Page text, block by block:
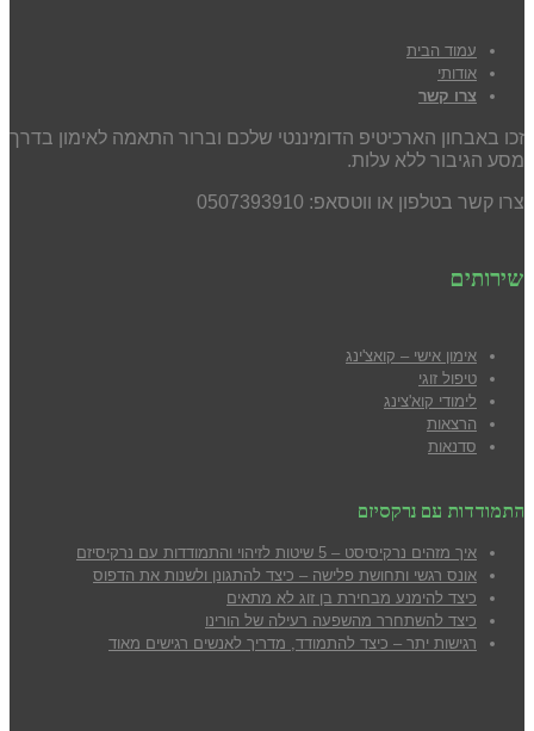
עמוד הבית
אודותי
צרו קשר
זכו באבחון הארכיטיפ הדומיננטי שלכם וברור התאמה לאימון בדרך
מסע הגיבור ללא עלות.
צרו קשר בטלפון או ווטסאפ: 0507393910
שירותים
אימון אישי – קואצ'ינג
טיפול זוגי
לימודי קוא'צינג
הרצאות
סדנאות
התמודדות עם נרקסיזם
איך מזהים נרקיסיסט – 5 שיטות לזיהוי והתמודדות עם נרקיסיזם
אונס רגשי ותחושת פלישה – כיצד להתגונן ולשנות את הדפוס
כיצד להימנע מבחירת בן זוג לא מתאים
כיצד להשתחרר מהשפעה רעילה של הורינו
רגישות יתר – כיצד להתמודד, מדריך לאנשים רגישים מאוד